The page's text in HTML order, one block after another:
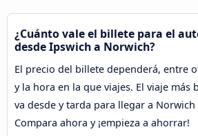
¿Cuánto vale el billete para el
desde Ipswich a Norwich?
El precio del billete dependerá, entre
y la hora en la que viajes. El viaje más
va desde y tarda para llegar a
Compara ahora y ¡empieza a ahorrar!